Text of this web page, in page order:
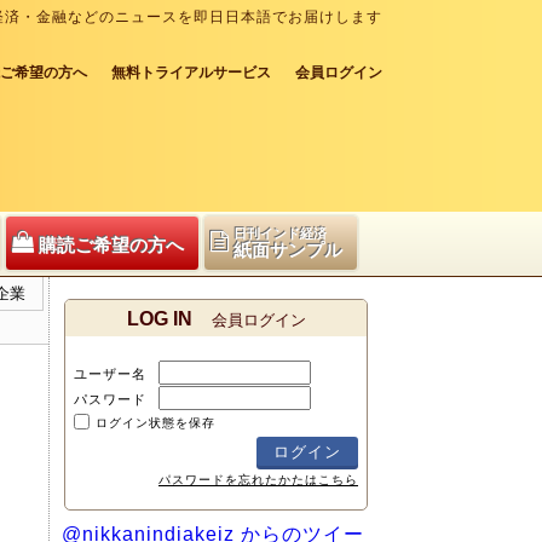
・金融などのニュースを即日日本語でお届けします
希望の方へ 無料トライアルサービス 会員ログイン
購読ご希望の方へ
日刊インド経済
紙面サンプル
業
LOG IN 会員ログイン
ユーザー名
パスワード
ログイン状態を保存
パスワードを忘れたかたはこちら
@nikkanindiakeiz からのツイー